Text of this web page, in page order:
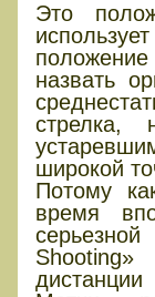
Это
назвать
стрелка,
широкой
Потому
время